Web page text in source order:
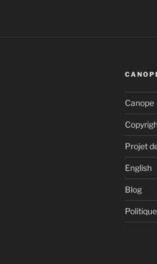
Canope
Projet
English
Blog